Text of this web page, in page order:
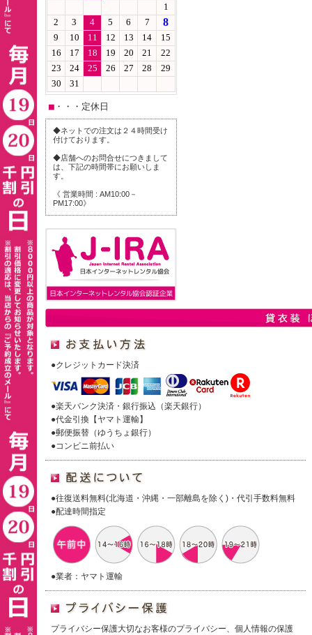
■ ・・・定休日
◆ネットでの注文は２４時間受け
付けております。
◆店舗へのお問合せにつきまして
は、下記の時間帯にお願いしま
す。
《 営業時間 : AM10:00－
PM17:00》
●クレジットカード決済
●楽天バンク決済・銀行振込（楽天銀行）
●代金引換【ヤマト運輸】
●郵便振替（ゆうちょ銀行）
●コンビニ前払い
●往復送料無料(北海道・沖縄・一部離島を除く)・代引手数料無料
●配達時間指定
●業者：ヤマト運輸
プライバシー保護大切なお客様のプライバシー、個人情報の保護